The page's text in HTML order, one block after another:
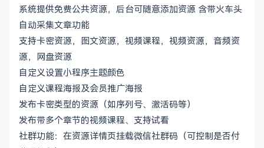
系统提供免费公共资源，后台可随意添加资源 含带火车头
自动采集文章功能
支持卡密资源，图文资源，视频课程，视频资源，音频资
源，网盘资源
自定义设置小程序主题颜色
自定义课程海报及会员推广海报
发布卡密类型的资源（如序列号、激活码等）
发布带多个章节的视频课程、支持试看
社群功能：在资源详情页挂载微信社群码（可控制是否付